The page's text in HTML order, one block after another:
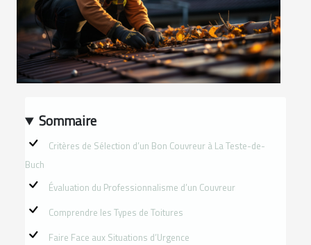
Sommaire
Critères de Sélection d’un Bon Couvreur à La Teste-de-
Buch
Évaluation du Professionnalisme d’un Couvreur
Comprendre les Types de Toitures
Faire Face aux Situations d’Urgence